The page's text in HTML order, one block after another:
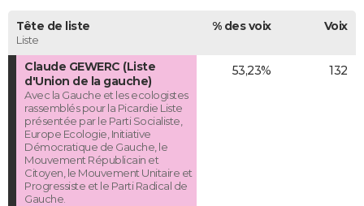
Tête de liste
Liste
% des voix Voix
Claude GEWERC (Liste
d'Union de la gauche)
Avec la Gauche et les ecologistes
rassemblés pour la Picardie Liste
présentée par le Parti Socialiste,
Europe Ecologie, Initiative
Démocratique de Gauche, le
Mouvement Républicain et
Citoyen, le Mouvement Unitaire et
Progressiste et le Parti Radical de
Gauche.
53,23% 132